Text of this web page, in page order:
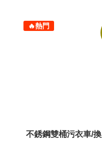
🔥熱門
不銹鋼雙桶污衣車/